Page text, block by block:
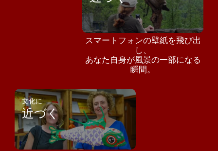
スマートフォンの壁紙を飛び出
し、
あなた自身が風景の一部になる
瞬間。
文化に
近づく